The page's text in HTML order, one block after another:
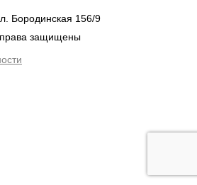
Бородинская 156/9
защищены